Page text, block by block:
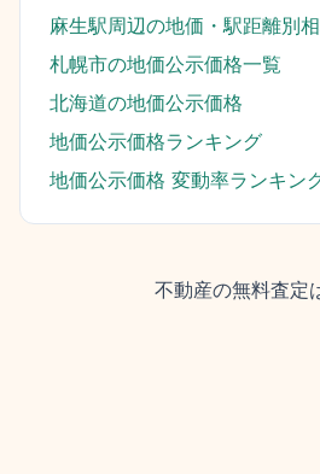
麻生駅周辺の地価・駅距離別相
札幌市の地価公示価格一覧
北海道の地価公示価格
地価公示価格ランキング
地価公示価格 変動率ランキン
不動産の無料査定